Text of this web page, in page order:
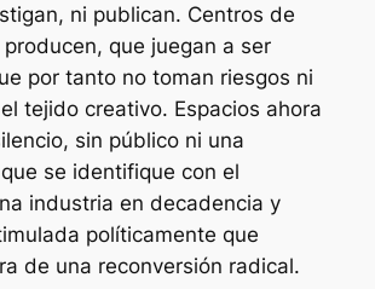
ni publican. Centros de
que juegan a ser
por tanto no toman riesgos ni
tejido creativo. Espacios ahora
sin público ni una
se identifique con el
industria en decadencia y
políticamente que
de una reconversión radical.